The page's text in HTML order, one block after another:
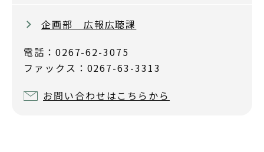
企画部 広報広聴課
電話：0267-62-3075
ファックス：0267-63-3313
お問い合わせはこちらから